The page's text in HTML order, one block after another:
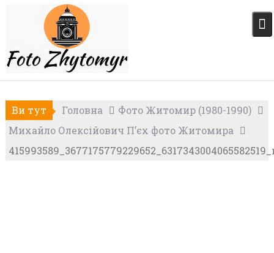
Ви тут Головна
Фото Житомир (1980-1990)
Михайло Олексійович П’єх фото Житомира